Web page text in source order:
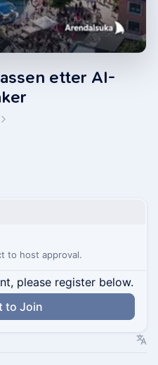
etter AI-
to host approval.
please register below.
to Join